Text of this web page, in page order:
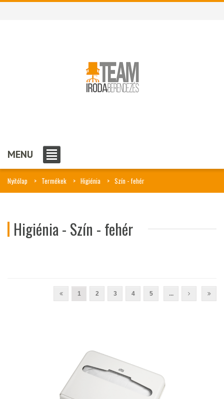
MENU
Nyitólap Termékek Higiénia Szín - fehér
Higiénia - Szín - fehér
1 2 3 4 5 ...